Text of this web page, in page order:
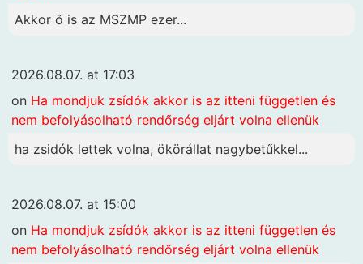
Akkor ő is az MSZMP ezer...
2026.08.07. at 17:03
on Ha mondjuk zsídók akkor is az itteni független és
nem befolyásolható rendőrség eljárt volna ellenük
ha zsidók lettek volna, ökörállat nagybetűkkel...
2026.08.07. at 15:00
on Ha mondjuk zsídók akkor is az itteni független és
nem befolyásolható rendőrség eljárt volna ellenük